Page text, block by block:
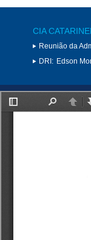
CIA
Reunião da
DRI: Edson